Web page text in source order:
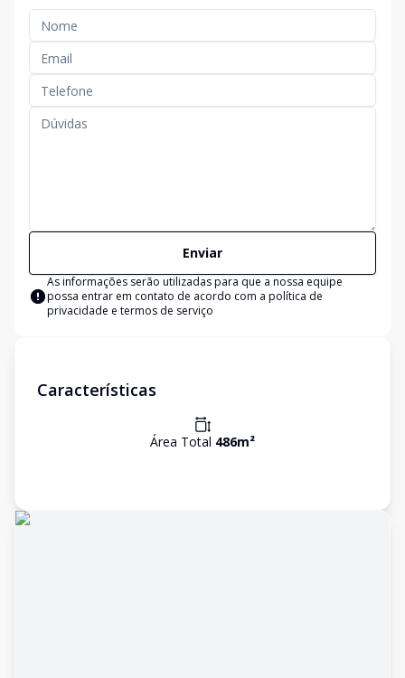
Enviar
As informações serão utilizadas para que a nossa equipe
possa entrar em contato de acordo com a política de
privacidade e termos de serviço
Características
Área Total 486m²